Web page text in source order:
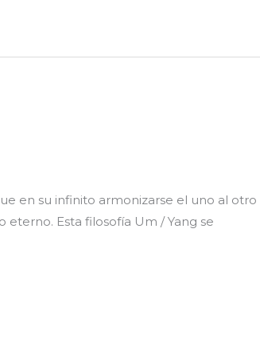
en su infinito armonizarse el uno al otro
Esta filosofía Um / Yang se